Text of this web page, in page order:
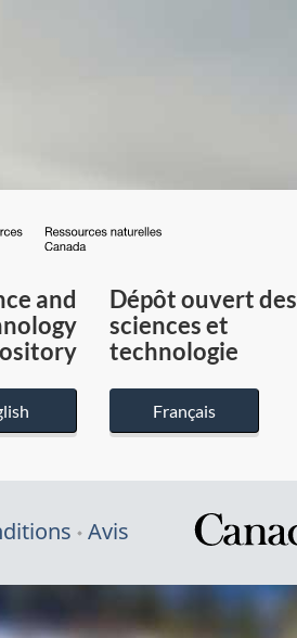
du
Canada
and
Dépôt ouvert des
sciences et
technologie
Français
Avis